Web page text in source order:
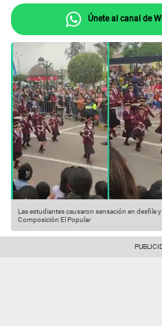
Únete al canal de
Las estudiantes causaron sensación en desfile
Composición El Popular